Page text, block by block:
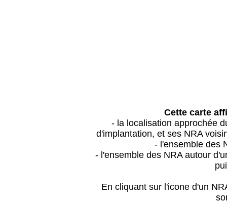
Cette carte
- la localisation approchée
d'implantation, et ses NRA
- l'ensemble des
- l'ensemble des NRA autour
En cliquant sur l'icone d'un